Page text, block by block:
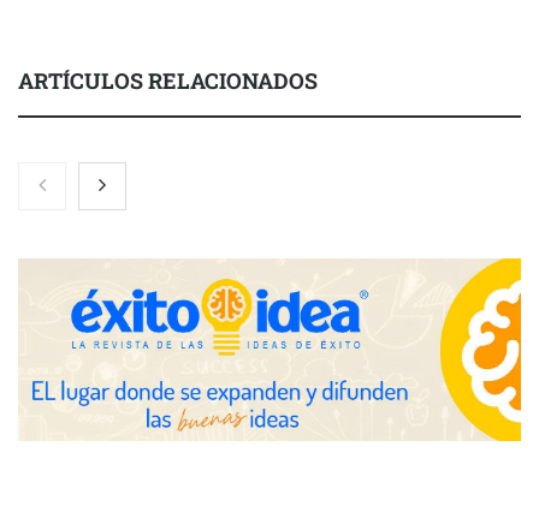
ARTÍCULOS RELACIONADOS
COMPALISS de LYSOTRIC: cuando un solo producto multiplica
las posibilidades del salón profesional
Fundación Mapfre y CISE lanzan el concurso ‘Talento Sénior’
para impulsar ideas innovadoras creadas por y para mayores
de 50 años